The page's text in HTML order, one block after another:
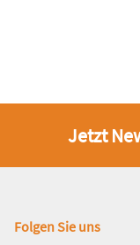
Jetzt
Fußbereich
Folgen Sie uns